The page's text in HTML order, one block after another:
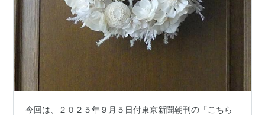
今回は、２０２５年９月５日付東京新聞朝刊の「こちら